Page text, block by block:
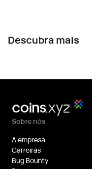
Descubra mais
Sobre nós
A empresa
Carreiras
Bug Bounty